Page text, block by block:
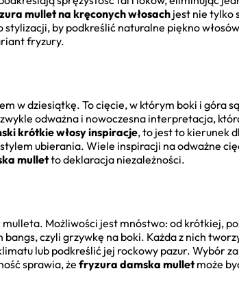
mullet na kręconych włosach jest nie tylko
by podkreślić naturalne piękno
fryzury.
w dziesiątkę. To cięcie, w którym boki i góra
odważna i nowoczesna interpretacja,
krótkie włosy inspiracje, to jest to kierunek
ubierania. Wiele inspiracji na odważne
mulletto deklaracja niezależności.
Możliwości jest mnóstwo: od krótkiej,
czyli grzywkę na boki. Każda z nich
lub podkreślić jej rockowy pazur. Wybór
sprawia, że fryzura damska mulletmoże